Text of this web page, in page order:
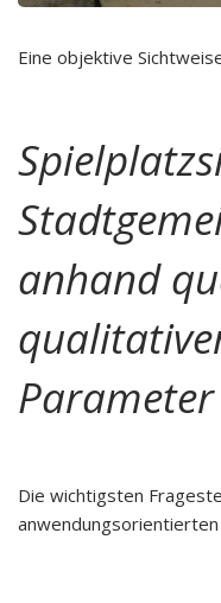
Eine objektive
anhand
Die wichtigsten